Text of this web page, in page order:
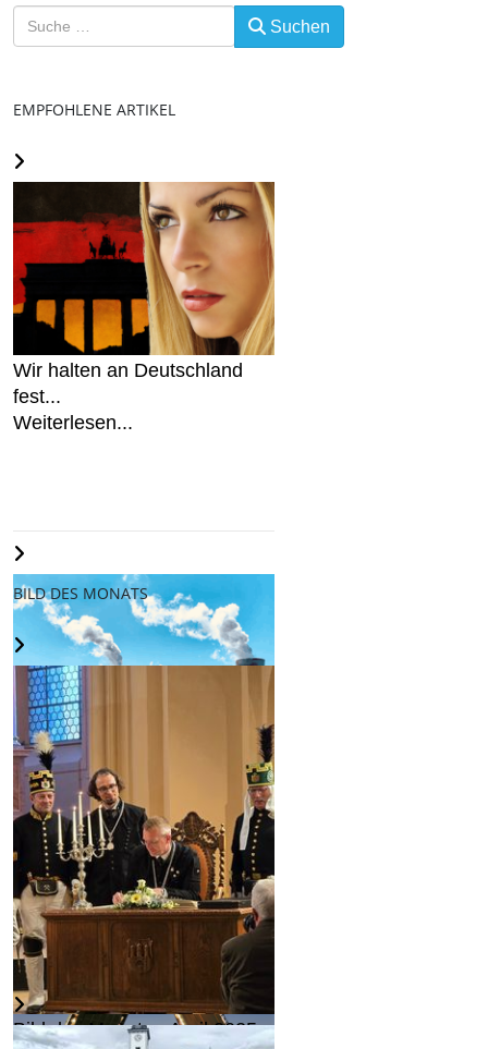
Suchen
EMPFOHLENE ARTIKEL
Wir halten an Deutschland
fest...
Weiterlesen...
"Freiberg klimaneutral" -
Wahlprüfsteine
Weiterlesen...
BILD DES MONATS
Bild des Monats - April 2025